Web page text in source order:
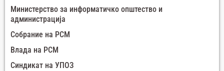
Министерство за информатичко општество и
администрација
Собрание на РСМ
Влада на РСМ
Синдикат на УПОЗ